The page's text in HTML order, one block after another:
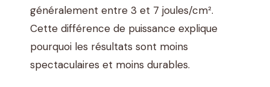
généralement entre 3 et 7 joules/cm².
Cette différence de puissance explique
pourquoi les résultats sont moins
spectaculaires et moins durables.